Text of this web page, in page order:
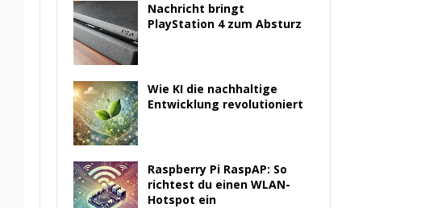
Nachricht bringt
PlayStation 4 zum Absturz
Wie KI die nachhaltige
Entwicklung revolutioniert
Raspberry Pi RaspAP: So
richtest du einen WLAN-
Hotspot ein